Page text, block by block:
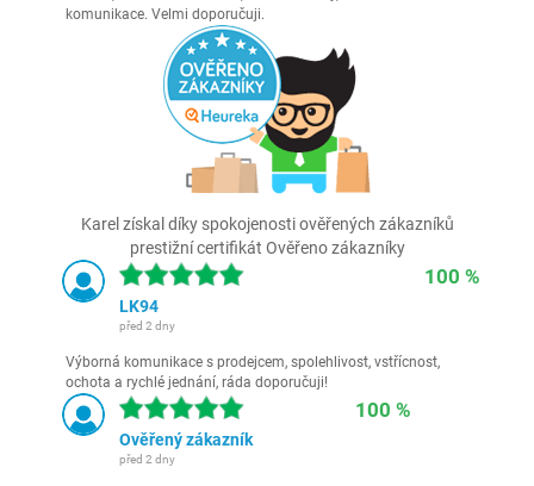
komunikace. Velmi doporučuji.
Karel získal díky spokojenosti ověřených zákazníků
prestižní certifikát Ověřeno zákazníky
100 %
LK94
před 2 dny
Výborná komunikace s prodejcem, spolehlivost, vstřícnost,
ochota a rychlé jednání, ráda doporučuji!
100 %
Ověřený zákazník
před 2 dny